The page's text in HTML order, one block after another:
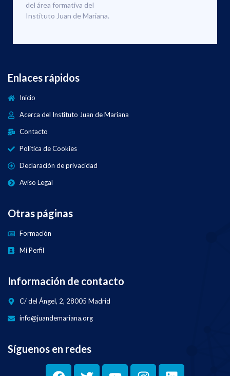
del área formativa del
Instituto Juan de Mariana.
Enlaces rápidos
Inicio
Acerca del Instituto Juan de Mariana
Contacto
Política de Cookies
Declaración de privacidad
Aviso Legal
Otras páginas
Formación
Mi Perfil
Información de contacto
C/ del Ángel, 2, 28005 Madrid
info@juandemariana.org
Síguenos en redes